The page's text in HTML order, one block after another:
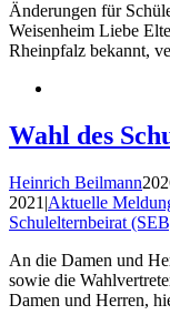
Änderungen für
Weisenheim Liebe
Rheinpfalz bekannt,
Wahl des
Heinrich Beilmann
2021 |Aktuelle
Schulelternbeirat
An die Damen und
sowie die
Damen und Herren,